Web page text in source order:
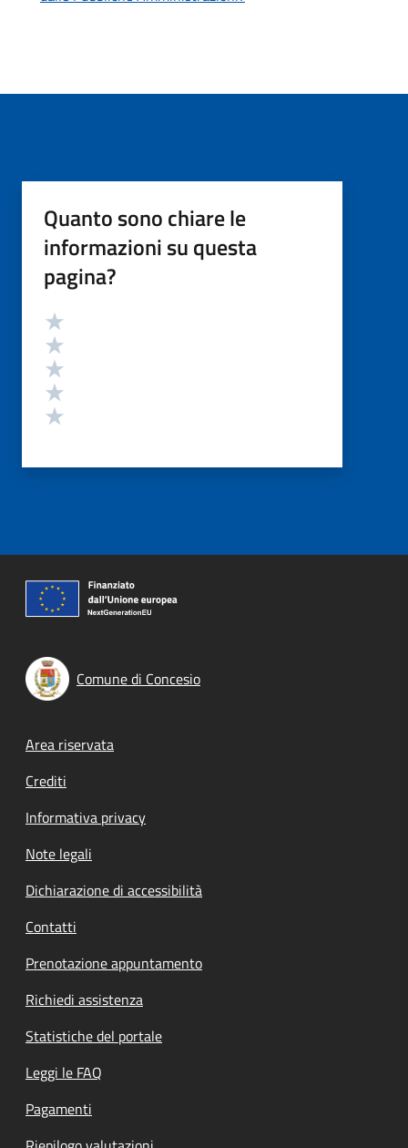
Quanto sono chiare le
informazioni su questa
pagina?
Valutazione
Comune di Concesio
Footer menu
Area riservata
Crediti
Informativa privacy
Note legali
Dichiarazione di accessibilità
Contatti
Prenotazione appuntamento
Richiedi assistenza
Statistiche del portale
Leggi le FAQ
Pagamenti